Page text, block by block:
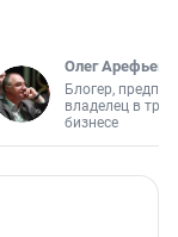
Олег Арефьев
Блогер,
владелец в
бизнесе